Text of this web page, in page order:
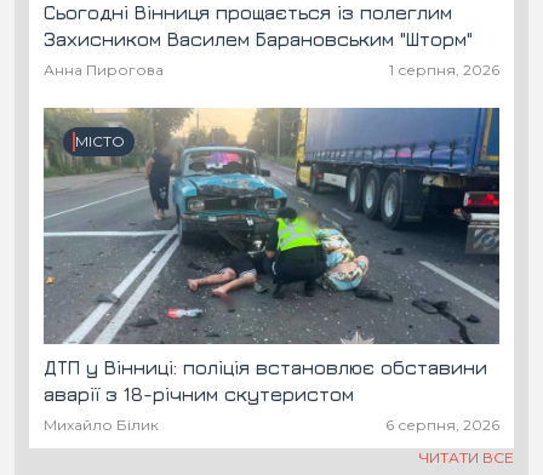
Сьогодні Вінниця прощається із полеглим
Захисником Василем Барановським "Шторм"
Анна Пирогова 1 серпня, 2026
МІСТО
ДТП у Вінниці: поліція встановлює обставини
аварії з 18-річним скутеристом
Михайло Білик
6 серпня, 2026
ЧИТАТИ ВСЕ